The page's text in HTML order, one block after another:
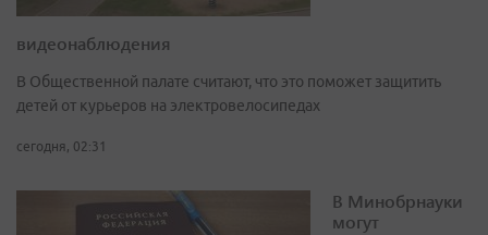
видеонаблюдения
В Общественной палате считают, что это поможет защитить
детей от курьеров на электровелосипедах
сегодня, 02:31
В Минобрнауки
могут